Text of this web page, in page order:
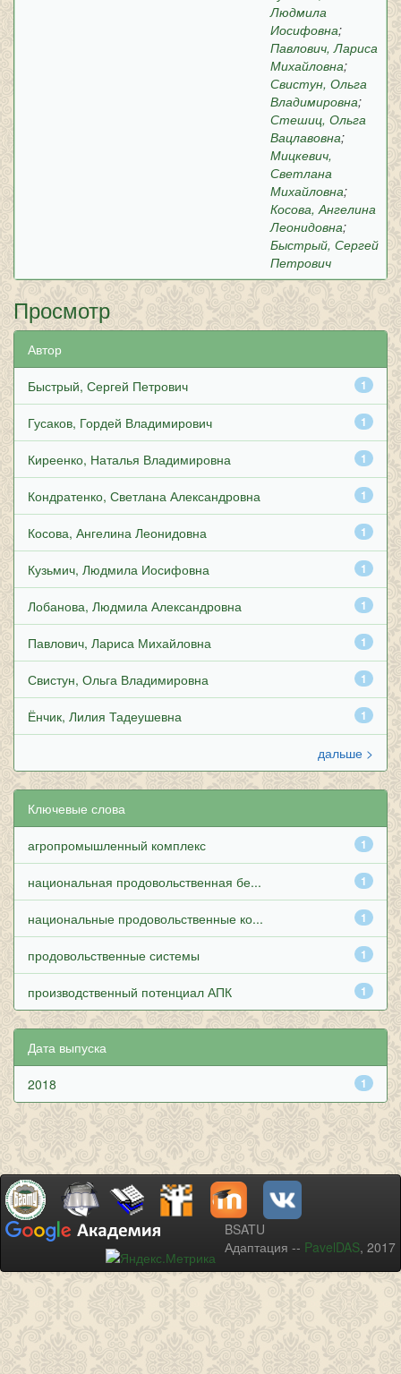
Людмила
Иосифовна;
Павлович, Лариса
Михайловна;
Свистун, Ольга
Владимировна;
Стешиц, Ольга
Вацлавовна;
Мицкевич,
Светлана
Михайловна;
Косова, Ангелина
Леонидовна;
Быстрый, Сергей
Петрович
Просмотр
Автор
1
Быстрый, Сергей Петрович
1
Гусаков, Гордей Владимирович
1
Киреенко, Наталья Владимировна
1
Кондратенко, Светлана Александровна
1
Косова, Ангелина Леонидовна
1
Кузьмич, Людмила Иосифовна
1
Лобанова, Людмила Александровна
1
Павлович, Лариса Михайловна
1
Свистун, Ольга Владимировна
1
Ёнчик, Лилия Тадеушевна
дальше >
Ключевые слова
1
агропромышленный комплекс
1
национальная продовольственная бе...
1
национальные продовольственные ко...
1
продовольственные системы
1
производственный потенциал АПК
Дата выпуска
1
2018
BSATU
Адаптация -- PavelDAS, 2017